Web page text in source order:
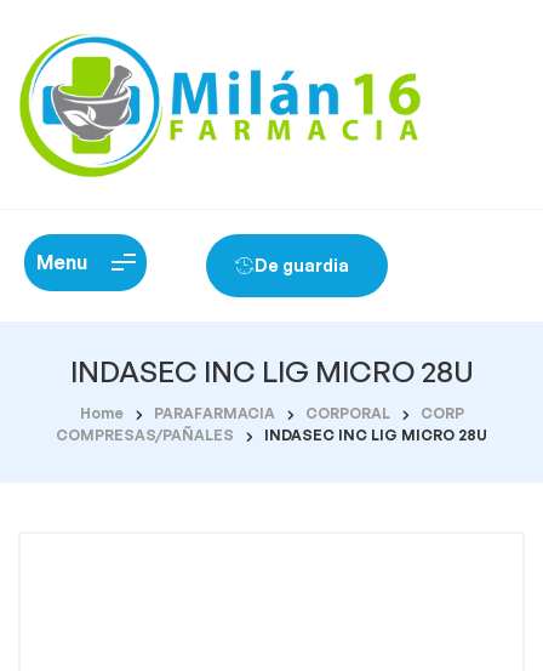
Menu De guardia
INDASEC INC LIG MICRO 28U
Home PARAFARMACIA CORPORAL
CORP
COMPRESAS/PAÑALES
INDASEC INC LIG MICRO 28U